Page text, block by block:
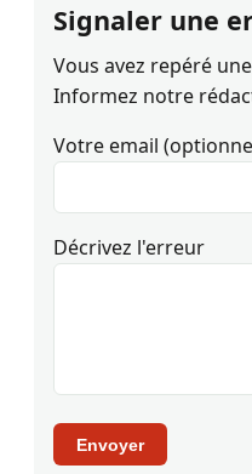
Signaler une
Vous avez repéré
Informez notre
Votre email
Décrivez l'erreur
Envoyer